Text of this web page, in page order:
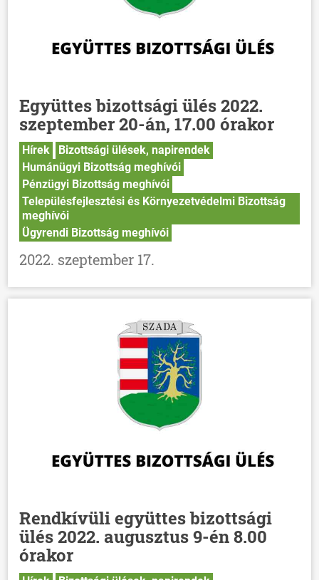
ÖNKORMÁNYZAT
ÜGYINTÉZÉS
KÖZÖSSÉG
Együttes bizottsági ülés 2022.
szeptember 20-án, 17.00 órakor
Hírek
Bizottsági ülések, napirendek
Humánügyi Bizottság meghívói
Pénzügyi Bizottság meghívói
Településfejlesztési és Környezetvédelmi Bizottság
meghívói
Ügyrendi Bizottság meghívói
2022. szeptember 17.
Rendkívüli együttes bizottsági
ülés 2022. augusztus 9-én 8.00
órakor